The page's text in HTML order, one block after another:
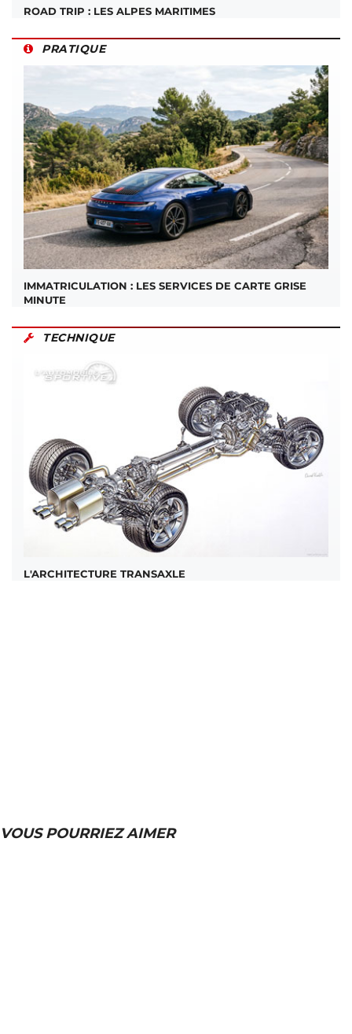
ROAD TRIP : LES ALPES MARITIMES
PRATIQUE
IMMATRICULATION : LES SERVICES DE CARTE GRISE
MINUTE
TECHNIQUE
L'ARCHITECTURE TRANSAXLE
VOUS POURRIEZ AIMER